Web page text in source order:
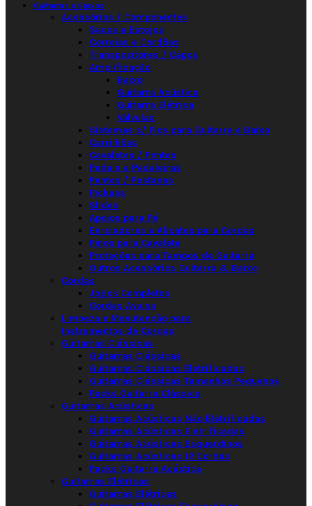
Guitarras e Baixos
Acessórios / Componentes
Sacos e Estojos
Correias e Cordões
Transpositores / Capos
Amplificação
Baixo
Guitarra Acústica
Guitarra Elétrica
Válvulas
Sistemas s/ Fios para Guitarra e Baixo
Carrilhões
Cavaletes / Pontes
Pedais e Pedaleiras
Pentes / Pestanas
Pickups
Slides
Apoios para Pé
Enroladores e Alicates para Cordas
Pinos para Cavalete
Proteções para Tampos de Guitarra
Outros Acessórios Guitarra & Baixo
Cordas
Jogos Completos
Cordas Avulso
Limpeza e Manutenção para
Instrumentos de Cordas
Guitarras Clássicas
Guitarras Clássicas
Guitarras Clássicas Eletrificadas
Guitarras Clássicas Tamanhos Pequenos
Packs Guitarra Clássica
Guitarras Acústicas
Guitarras Acústicas Não Eletrificadas
Guitarras Acústicas Eletrificadas
Guitarras Acústicas Esquerdinos
Guitarras Acústicas 12 Cordas
Packs Guitarra Acústica
Guitarras Elétricas
Guitarras Elétricas